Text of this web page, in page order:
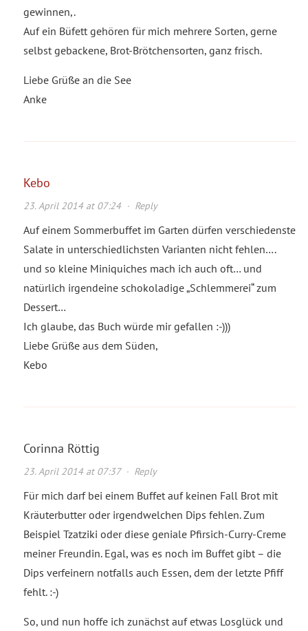
gewinnen,.
Auf ein Büfett gehören für mich mehrere Sorten, gerne
selbst gebackene, Brot-Brötchensorten, ganz frisch.
Liebe Grüße an die See
Anke
Kebo
23. April 2014 at 07:24· Reply
Auf einem Sommerbuffet im Garten dürfen verschiedenste
Salate in unterschiedlichsten Varianten nicht fehlen….
und so kleine Miniquiches mach ich auch oft… und
natürlich irgendeine schokoladige „Schlemmerei“ zum
Dessert…
Ich glaube, das Buch würde mir gefallen :-)))
Liebe Grüße aus dem Süden,
Kebo
Corinna Röttig
23. April 2014 at 07:37· Reply
Für mich darf bei einem Buffet auf keinen Fall Brot mit
Kräuterbutter oder irgendwelchen Dips fehlen. Zum
Beispiel Tzatziki oder diese geniale Pfirsich-Curry-Creme
meiner Freundin. Egal, was es noch im Buffet gibt – die
Dips verfeinern notfalls auch Essen, dem der letzte Pfiff
fehlt. :-)
So, und nun hoffe ich zunächst auf etwas Losglück und